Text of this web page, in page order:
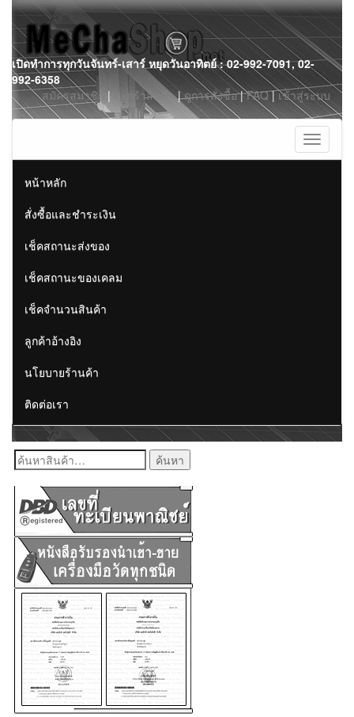
Skip
to
content
เปิดทำการทุกวันจันทร์-เสาร์ หยุดวันอาทิตย์ : 02-992-7091, 02-
992-6358
สมัครสมาชิก | ตะกร้าสินค้า|ดูการสั่งซื้อ|FAQ|เข้าสู่ระบบ
Toggle
หน้าหลัก
สั่งซื้อและชำระเงิน
เช็คสถานะส่งของ
เช็คสถานะของเคลม
เช็คจำนวนสินค้า
ลูกค้าอ้างอิง
นโยบายร้านค้า
ติดต่อเรา
ค้นหา: